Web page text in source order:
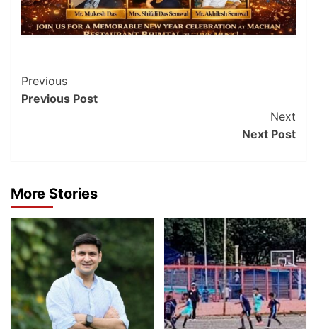
Post
Navigation
Previous
Previous Post
Next
Next Post
More Stories